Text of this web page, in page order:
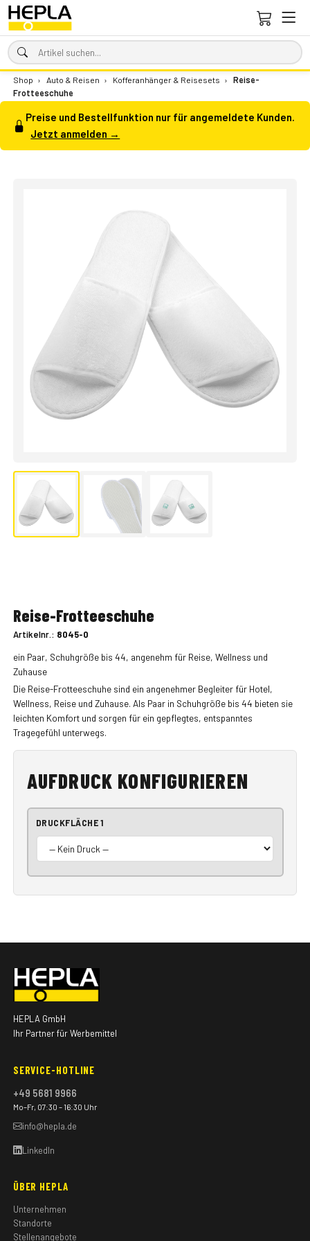
Shop › Auto & Reisen › Kofferanhänger & Reisesets ›
Reise-
Frotteeschuhe
Preise und Bestellfunktion nur für angemeldete Kunden.
Jetzt anmelden →
Reise-Frotteeschuhe
Artikelnr.: 8045-0
ein Paar, Schuhgröße bis 44, angenehm für Reise, Wellness und
Zuhause
Die Reise-Frotteeschuhe sind ein angenehmer Begleiter für Hotel,
Wellness, Reise und Zuhause. Als Paar in Schuhgröße bis 44 bieten sie
leichten Komfort und sorgen für ein gepflegtes, entspanntes
Tragegefühl unterwegs.
AUFDRUCK KONFIGURIEREN
DRUCKFLÄCHE 1
HEPLA GmbH
Ihr Partner für Werbemittel
SERVICE-HOTLINE
+49 5681 9966
Mo–Fr, 07:30 – 16:30 Uhr
info@hepla.de
LinkedIn
ÜBER HEPLA
Unternehmen
Standorte
Stellenangebote